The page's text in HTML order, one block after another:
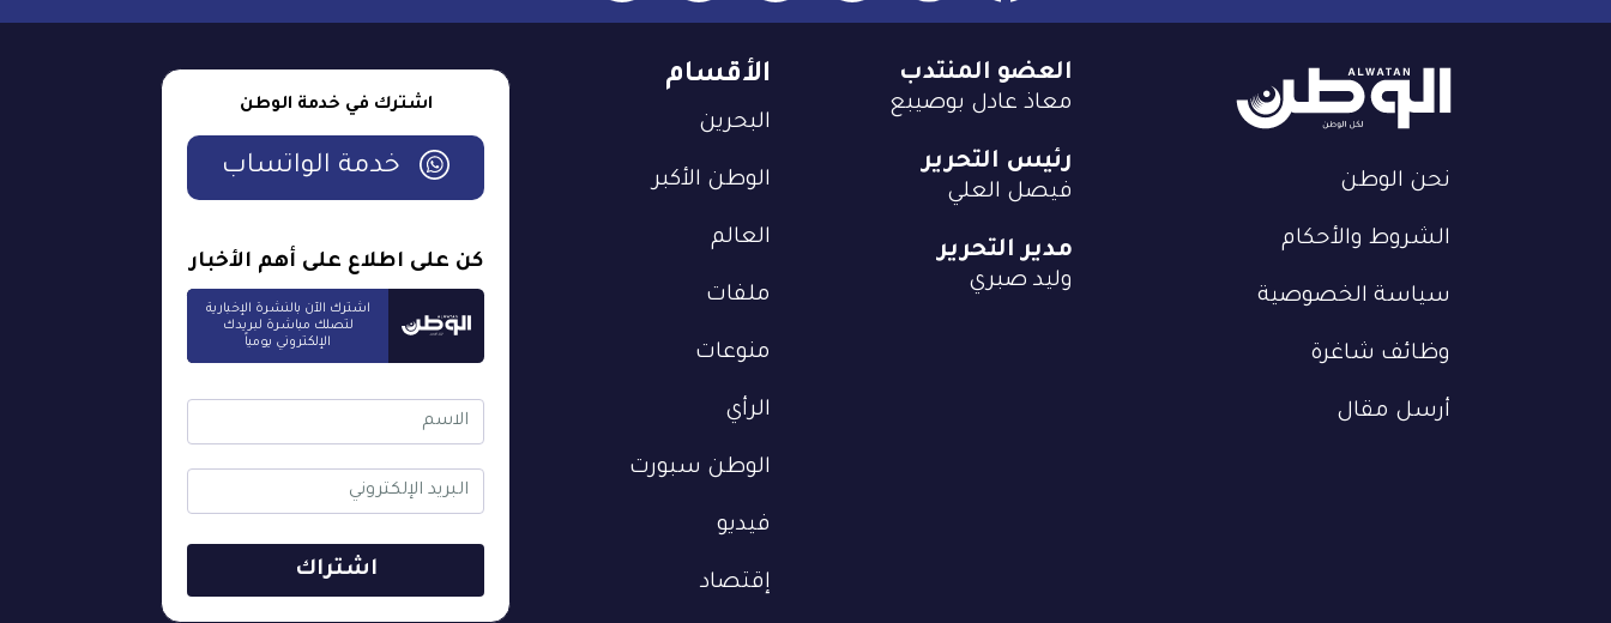
نحن الوطن
الشروط والأحكام
سياسة الخصوصية
وظائف شاغرة
أرسل مقال
الأقسام
البحرين
الوطن الأكبر
العالم
ملفات
منوعات
الرأي
الوطن سبورت
فيديو
إقتصاد
العضو المنتدب
معاذ عادل بوصيبع
رئيس التحرير
فيصل العلي
مدير التحرير
وليد صبري
اشترك في خدمة الوطن
خدمة الواتساب
كن على اطلاع على أهم الأخبار
اشترك الآن بالنشرة الإخبارية
لتصلك مباشرة لبريدك
الإلكتروني يومياً
اشتراك